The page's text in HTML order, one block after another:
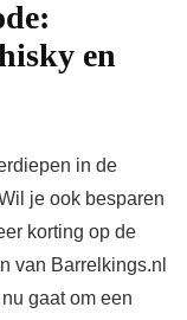
en
in de
je ook besparen
korting op de
van Barrelkings.nl
gaat om een